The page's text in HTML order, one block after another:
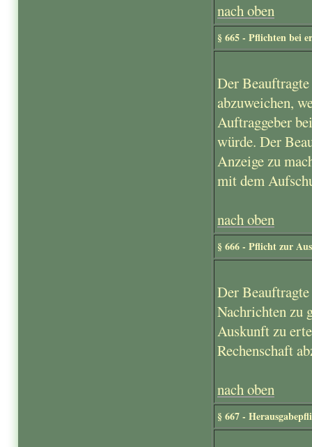
nach oben
§ 665 - Pflichten bei
Der
abzuweichen,
Auftraggeber
würde. Der
Anzeige zu
mit dem
nach oben
§ 666 - Pflicht zur
Der
Nachrichten zu
Auskunft zu
Rechenschaft
nach oben
§ 667 -